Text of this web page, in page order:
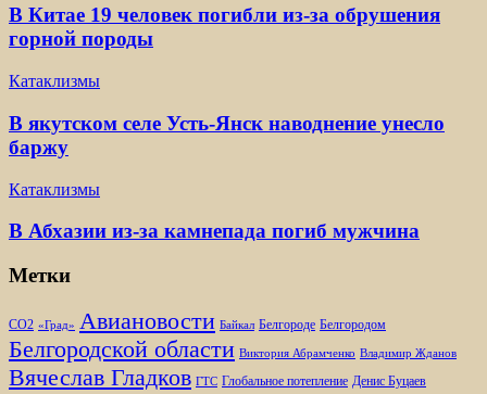
В Китае 19 человек погибли из-за обрушения
горной породы
Катаклизмы
В якутском селе Усть-Янск наводнение унесло
баржу
Катаклизмы
В Абхазии из-за камнепада погиб мужчина
Метки
CO2 «Град» Авиановости Байкал Белгороде Белгородом
Белгородской области Виктория Абрамченко Владимир Жданов
Вячеслав Гладков ГТС Глобальное потепление Денис Буцаев